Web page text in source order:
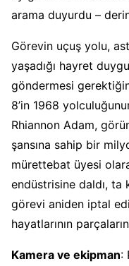
arama duyurdu –
Görevin uçuş yolu,
yaşadığı hayret
göndermesi
8’in 1968
Rhiannon Adam,
şansına sahip bir
mürettebat üyesi
endüstrisine daldı, ta
görevi aniden iptal
hayatlarının
Kamera ve ekipman: